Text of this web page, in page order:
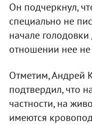
Он подчеркнул,
специально не
начале
отношении нее
Отметим, Андрей
подтвердил, что
частности, на
имеются